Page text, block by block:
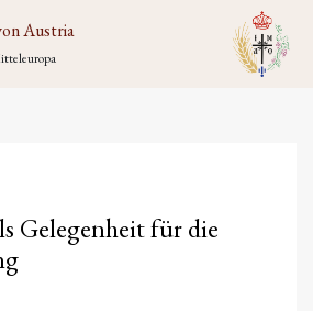
Austria
Gelegenheit für die